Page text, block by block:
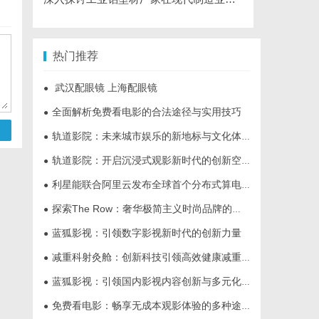
热门推荐
● 武汉配眼镜 上海配眼镜
● 全面解析免费看电影的合法途径与实用技巧
● 轨道影院：未来城市娱乐的新地标与文化体验空间
● 轨道影院：开启沉浸式观影新时代的创新空间体验
● 利星能联合阿里云发布全球首个分布式算电协同解决方案
● 探索The Row：奢华极简主义时尚品牌的崛起与魅力解析
● 蓝狐影视：引领数字影视新时代的创新力量
● 减重科射灸舱：创新科技引领高效健康减重新时代
● 蓝狐影视：引领国内影视内容创新与多元化发展的先锋力量
● 免费看电影：畅享无成本观影体验的多种途径与技巧